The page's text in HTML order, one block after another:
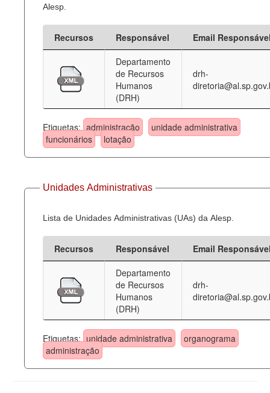
Alesp.
Recursos Responsável
Email
Departamento
de Recursos
Humanos
(DRH)
drh-
Etiquetas: administração
unidade administrativa
funcionários
lotação
Unidades Administrativas
Lista de Unidades Administrativas (UAs) da Alesp.
Recursos Responsável
Email
Departamento
de Recursos
Humanos
(DRH)
drh-
Etiquetas: unidade administrativa
organograma
administração